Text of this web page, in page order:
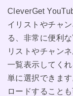
CleverGet
イリストやチャ
る、非常に便利
リストやチャン
一覧表示してく
単に選択できま
ロードすることも